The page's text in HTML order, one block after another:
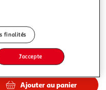
Ajouter au panier
finalités
J'accepte